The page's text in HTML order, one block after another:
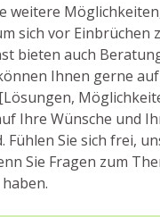
weitere
sich vor Einbrüchen
bieten auch
Ihnen gerne auf
Ihre Wünsche und
Fühlen Sie sich frei,
Sie Fragen zum